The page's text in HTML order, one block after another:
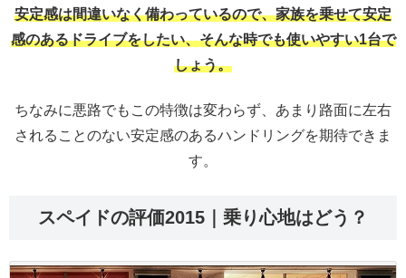
安定感は間違いなく備わっているので、家族を乗せて安定
感のあるドライブをしたい、そんな時でも使いやすい1台で
しょう。
ちなみに悪路でもこの特徴は変わらず、あまり路面に左右
されることのない安定感のあるハンドリングを期待できま
す。
スペイドの評価2015｜乗り心地はどう？